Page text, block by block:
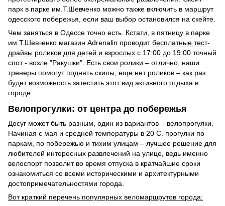
парк в парке им.Т.Шевченко можно также включить в маршрут
одесского побережья, если ваш выбор остановился на скейте.
Чем заняться в Одессе точно есть. Кстати, в пятницу в парке
им.Т.Шевченко магазин Adrenalin проводитбесплатные тест-
драйвы роликов для детей и взрослых с 17:00 до 19:00 точный
спот - возле "Ракушки". Есть свои ролики – отлично, наши
тренеры помогут поднять скилы, еще нет роликов – как раз
будет возможность затестить этот вид активного отдыха в
городе.
Велопрогулки: от центра до побережья
Досуг может быть разным, один из вариантов – велопрогулки.
Начиная с мая и средней температуры в 20 С. прогулки по
паркам, по побережью и тихим улицам – лучшее решение для
любителей интересных развлечений на улице, ведь именно
велоспорт позволит во время отпуска в кратчайшие сроки
ознакомиться со всеми историческими и архитектурными
достопримечательностями города.
Вот краткий перечень популярных веломаршрутов города: